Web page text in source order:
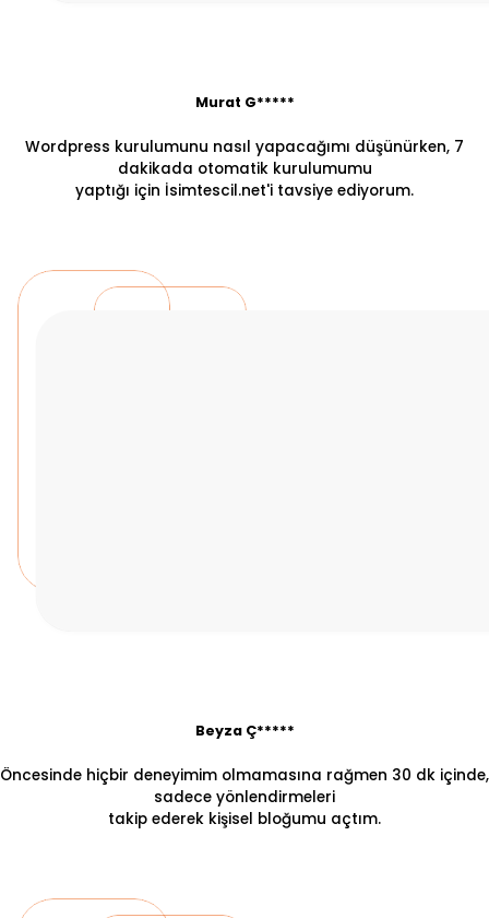
Murat G*****
Wordpress kurulumunu nasıl yapacağımı düşünürken, 7
dakikada otomatik kurulumumu
yaptığı için İsimtescil.net'i tavsiye ediyorum.
Beyza Ç*****
Öncesinde hiçbir deneyimim olmamasına rağmen 30 dk içinde,
sadece yönlendirmeleri
takip ederek kişisel bloğumu açtım.